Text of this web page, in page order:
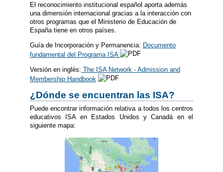
El reconocimiento institucional español aporta además
una dimensión internacional gracias a la interacción con
otros programas que el Ministerio de Educación de
España tiene en otros países.
Guía de Incorporación y Permanencia: Documento
fundamental del Programa ISA
Versión en inglés: The ISA Network - Admission and
Membership Handbook
¿Dónde se encuentran las ISA?
Puede encontrar información relativa a todos los centros
educativos ISA en Estados Unidos y Canadá en el
siguiente mapa: